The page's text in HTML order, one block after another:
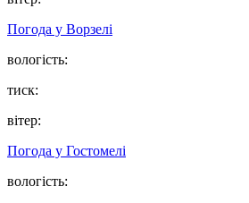
Погода у Ворзелі
вологість:
тиск:
вітер:
Погода у Гостомелі
вологість: